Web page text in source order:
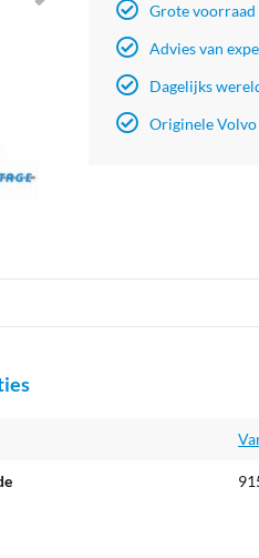
Grote voorraad
Advies van
Dagelijks
Originele